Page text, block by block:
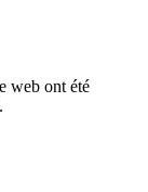
web ont été